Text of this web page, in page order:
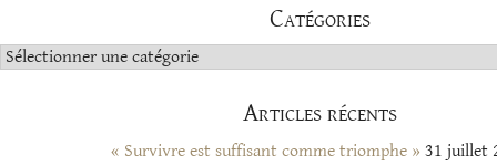
Catégories
Catégories
Articles récents
« Survivre est suffisant comme triomphe » 31 juillet